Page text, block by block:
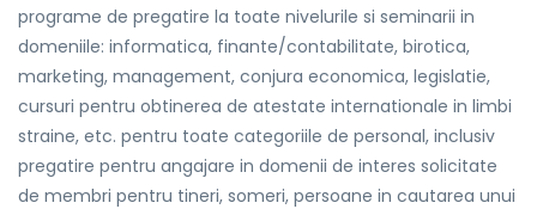
programe de pregatire la toate nivelurile si seminarii in
domeniile: informatica, finante/contabilitate, birotica,
marketing, management, conjura economica, legislatie,
cursuri pentru obtinerea de atestate internationale in limbi
straine, etc. pentru toate categoriile de personal, inclusiv
pregatire pentru angajare in domenii de interes solicitate
de membri pentru tineri, someri, persoane in cautarea unui